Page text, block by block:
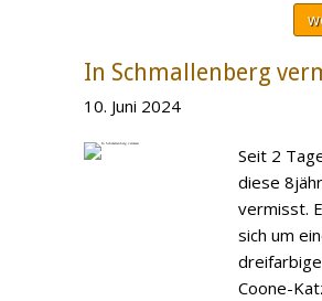
In Schmallenberg
10. Juni 2024
Seit 2
diese
vermisst.
sich um
Coone-